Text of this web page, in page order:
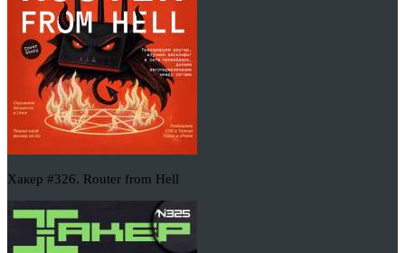
Хакер #326. Router from Hell